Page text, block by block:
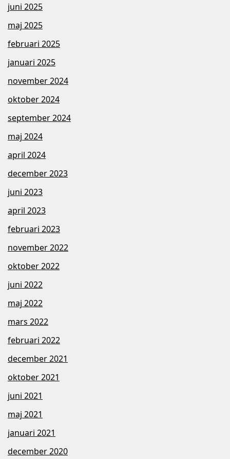
juni 2025
maj 2025
februari 2025
januari 2025
november 2024
oktober 2024
september 2024
maj 2024
april 2024
december 2023
juni 2023
april 2023
februari 2023
november 2022
oktober 2022
juni 2022
maj 2022
mars 2022
februari 2022
december 2021
oktober 2021
juni 2021
maj 2021
januari 2021
december 2020